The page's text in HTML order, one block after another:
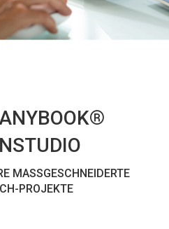
MASSGESCHNEIDERTE N
PROJEKTE